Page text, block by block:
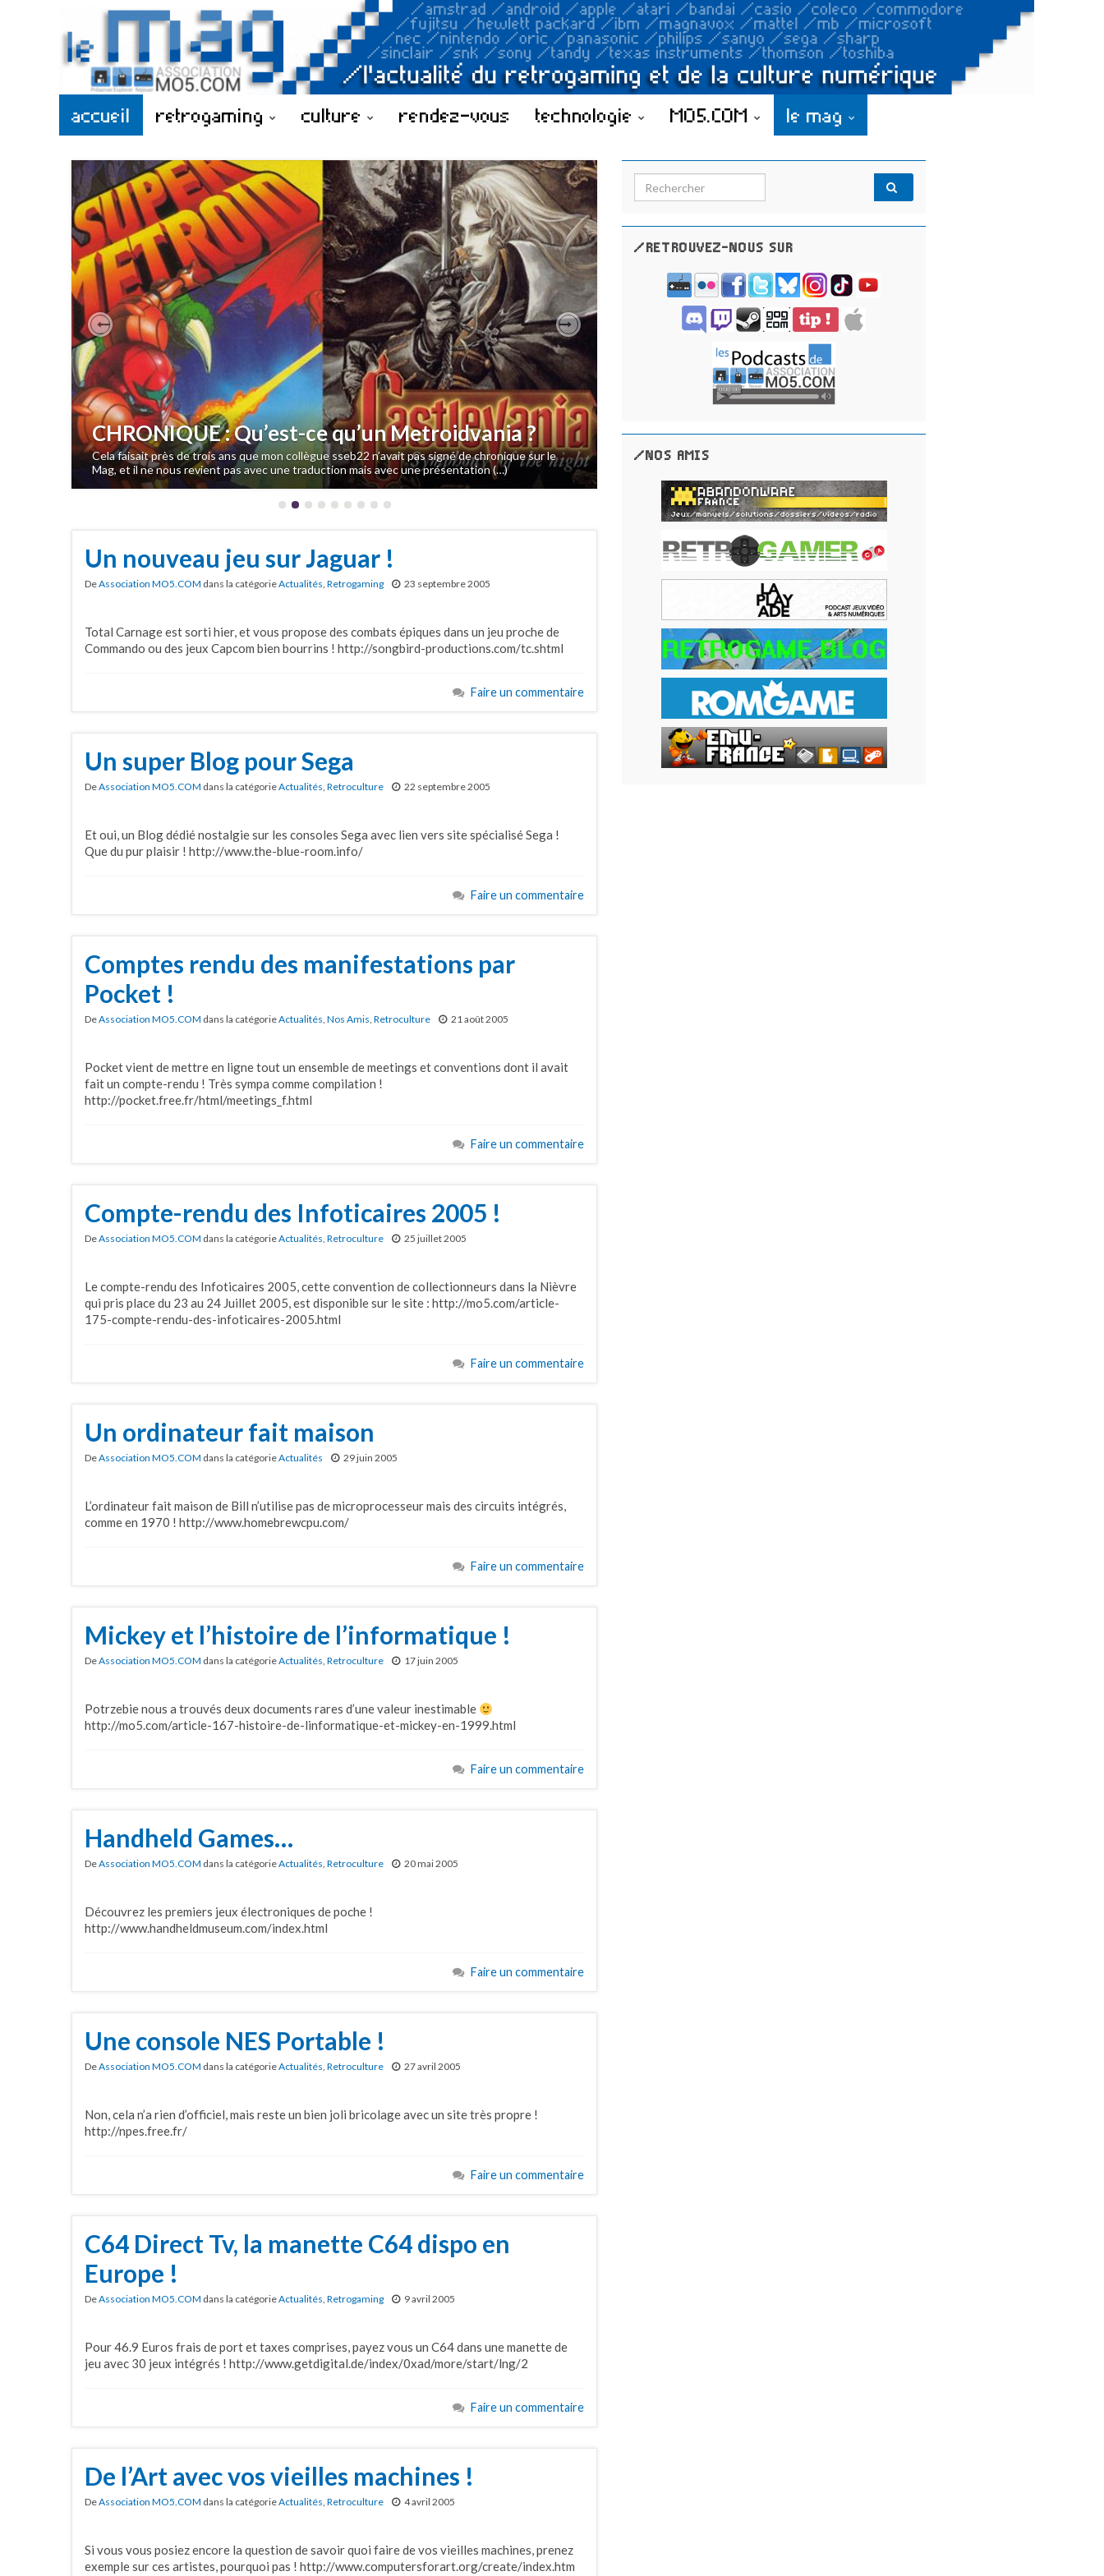
accueil retrogaming culture rendez-vous technologie MO5.COM le mag
CHRONIQUE : Qu’est-ce qu’un Metroidvania ?
Cela faisait près de trois ans que mon collègue sseb22 n’avait pas signé de chronique sur le
Mag, et il ne nous revient pas avec une traduction mais avec une présentation (…)
Previous Next
Un nouveau jeu sur Jaguar !
DeAssociation MO5.COM dans la catégorieActualités, Retrogaming 23 septembre 2005
Total Carnage est sorti hier, et vous propose des combats épiques dans un jeu proche de
Commando ou des jeux Capcom bien bourrins ! http://songbird-productions.com/tc.shtml
Faire un commentaire
Un super Blog pour Sega
DeAssociation MO5.COM dans la catégorieActualités, Retroculture 22 septembre 2005
Et oui, un Blog dédié nostalgie sur les consoles Sega avec lien vers site spécialisé Sega !
Que du pur plaisir ! http://www.the-blue-room.info/
Faire un commentaire
Comptes rendu des manifestations par
Pocket !
DeAssociation MO5.COM dans la catégorieActualités, Nos Amis, Retroculture 21 août 2005
Pocket vient de mettre en ligne tout un ensemble de meetings et conventions dont il avait
fait un compte-rendu ! Très sympa comme compilation !
http://pocket.free.fr/html/meetings_f.html
Faire un commentaire
Compte-rendu des Infoticaires 2005 !
DeAssociation MO5.COM dans la catégorieActualités, Retroculture 25 juillet 2005
Le compte-rendu des Infoticaires 2005, cette convention de collectionneurs dans la Nièvre
qui pris place du 23 au 24 Juillet 2005, est disponible sur le site : http://mo5.com/article-
175-compte-rendu-des-infoticaires-2005.html
Faire un commentaire
Un ordinateur fait maison
DeAssociation MO5.COM dans la catégorieActualités 29 juin 2005
L’ordinateur fait maison de Bill n’utilise pas de microprocesseur mais des circuits intégrés,
comme en 1970 ! http://www.homebrewcpu.com/
Faire un commentaire
Mickey et l’histoire de l’informatique !
DeAssociation MO5.COM dans la catégorieActualités, Retroculture 17 juin 2005
Potrzebie nous a trouvés deux documents rares d’une valeur inestimable
http://mo5.com/article-167-histoire-de-linformatique-et-mickey-en-1999.html
Faire un commentaire
Handheld Games…
DeAssociation MO5.COM dans la catégorieActualités, Retroculture 20 mai 2005
Découvrez les premiers jeux électroniques de poche !
http://www.handheldmuseum.com/index.html
Faire un commentaire
Une console NES Portable !
DeAssociation MO5.COM dans la catégorieActualités, Retroculture 27 avril 2005
Non, cela n’a rien d’officiel, mais reste un bien joli bricolage avec un site très propre !
http://npes.free.fr/
Faire un commentaire
C64 Direct Tv, la manette C64 dispo en
Europe !
DeAssociation MO5.COM dans la catégorieActualités, Retrogaming 9 avril 2005
Pour 46.9 Euros frais de port et taxes comprises, payez vous un C64 dans une manette de
jeu avec 30 jeux intégrés ! http://www.getdigital.de/index/0xad/more/start/lng/2
Faire un commentaire
De l’Art avec vos vieilles machines !
DeAssociation MO5.COM dans la catégorieActualités, Retroculture 4 avril 2005
Si vous vous posiez encore la question de savoir quoi faire de vos vieilles machines, prenez
exemple sur ces artistes, pourquoi pas ! http://www.computersforart.org/create/index.htm
Search for:
/RETROUVEZ-NOUS SUR
/NOS AMIS